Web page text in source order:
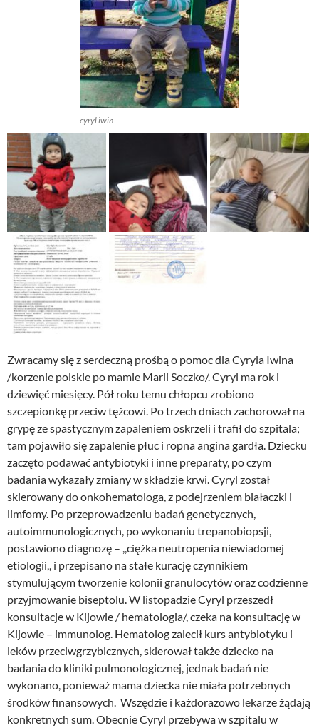
cyryl iwin
Zwracamy się z serdeczną prośbą o pomoc dla Cyryla Iwina
/korzenie polskie po mamie Marii Soczko/. Cyryl ma rok i
dziewięć miesięcy. Pół roku temu chłopcu zrobiono
szczepionkę przeciw tężcowi. Po trzech dniach zachorował na
grypę ze spastycznym zapaleniem oskrzeli i trafił do szpitala;
tam pojawiło się zapalenie płuc i ropna angina gardła. Dziecku
zaczęto podawać antybiotyki i inne preparaty, po czym
badania wykazały zmiany w składzie krwi. Cyryl został
skierowany do onkohematologa, z podejrzeniem białaczki i
limfomy. Po przeprowadzeniu badań genetycznych,
autoimmunologicznych, po wykonaniu trepanobiopsji,
postawiono diagnozę – ,,ciężka neutropenia niewiadomej
etiologii,, i przepisano na stałe kurację czynnikiem
stymulującym tworzenie kolonii granulocytów oraz codzienne
przyjmowanie biseptolu. W listopadzie Cyryl przeszedł
konsultacje w Kijowie / hematologia/, czeka na konsultację w
Kijowie – immunolog. Hematolog zalecił kurs antybiotyku i
leków przeciwgrzybicznych, skierował także dziecko na
badania do kliniki pulmonologicznej, jednak badań nie
wykonano, ponieważ mama dziecka nie miała potrzebnych
środków finansowych. Wszędzie i każdorazowo lekarze żądają
konkretnych sum. Obecnie Cyryl przebywa w szpitalu w